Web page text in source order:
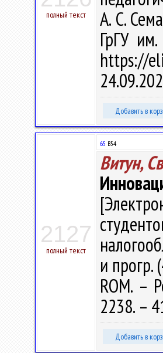
полный текст
А. С.
ГрГУ
https://
Добавить в
2127
полный текст
65 В54
Витун,
и прогр.
ROM. –
2238. –
Добавить в